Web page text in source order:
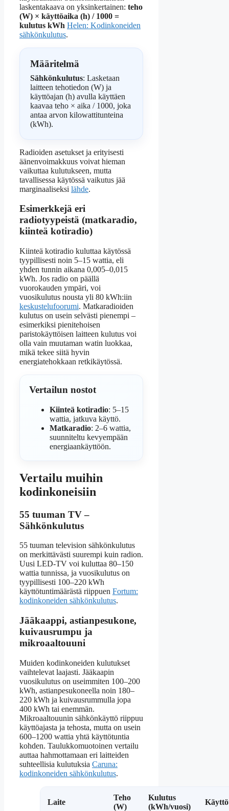
laskentakaava on yksinkertainen: teho
(W) × käyttöaika (h) / 1000 =
kulutus kWh Helen: Kodinkoneiden
sähkönkulutus.
Määritelmä
Sähkönkulutus: Lasketaan
laitteen tehotiedon (W) ja
käyttöajan (h) avulla käyttäen
kaavaa teho × aika / 1000, joka
antaa arvon kilowattitunteina
(kWh).
Radioiden asetukset ja erityisesti
äänenvoimakkuus voivat hieman
vaikuttaa kulutukseen, mutta
tavallisessa käytössä vaikutus jää
marginaaliseksi lähde.
Esimerkkejä eri
radiotyypeistä (matkaradio,
kiinteä kotiradio)
Kiinteä kotiradio kuluttaa käytössä
tyypillisesti noin 5–15 wattia, eli
yhden tunnin aikana 0,005–0,015
kWh. Jos radio on päällä
vuorokauden ympäri, voi
vuosikulutus nousta yli 80 kWh:iin
keskustelufoorumi. Matkaradioiden
kulutus on usein selvästi pienempi –
esimerkiksi pienitehoisen
paristokäyttöisen laitteen kulutus voi
olla vain muutaman watin luokkaa,
mikä tekee siitä hyvin
energiatehokkaan retkikäytössä.
Vertailun nostot
Kiinteä kotiradio: 5–15
wattia, jatkuva käyttö.
Matkaradio: 2–6 wattia,
suunniteltu kevyempään
energiaankäyttöön.
Vertailu muihin
kodinkoneisiin
55 tuuman TV –
Sähkönkulutus
55 tuuman television sähkönkulutus
on merkittävästi suurempi kuin radion.
Uusi LED-TV voi kuluttaa 80–150
wattia tunnissa, ja vuosikulutus on
tyypillisesti 100–220 kWh
käyttötuntimäärästä riippuen Fortum:
kodinkoneiden sähkönkulutus.
Jääkaappi, astianpesukone,
kuivausrumpu ja
mikroaaltouuni
Muiden kodinkoneiden kulutukset
vaihtelevat laajasti. Jääkaapin
vuosikulutus on useimmiten 100–200
kWh, astianpesukoneella noin 180–
220 kWh ja kuivausrummulla jopa
400 kWh tai enemmän.
Mikroaaltouunin sähkönkäyttö riippuu
käyttöajasta ja tehosta, mutta on usein
600–1200 wattia yhtä käyttötuntia
kohden. Taulukkomuotoinen vertailu
auttaa hahmottamaan eri laitteiden
suhteellisia kulutuksia Caruna:
kodinkoneiden sähkönkulutus.
Laite
Teho
(W)
Kulutus
(kWh/vuosi)